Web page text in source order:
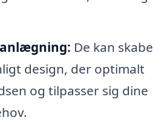
De kan skabe
design, der optimalt
og tilpasser sig dine